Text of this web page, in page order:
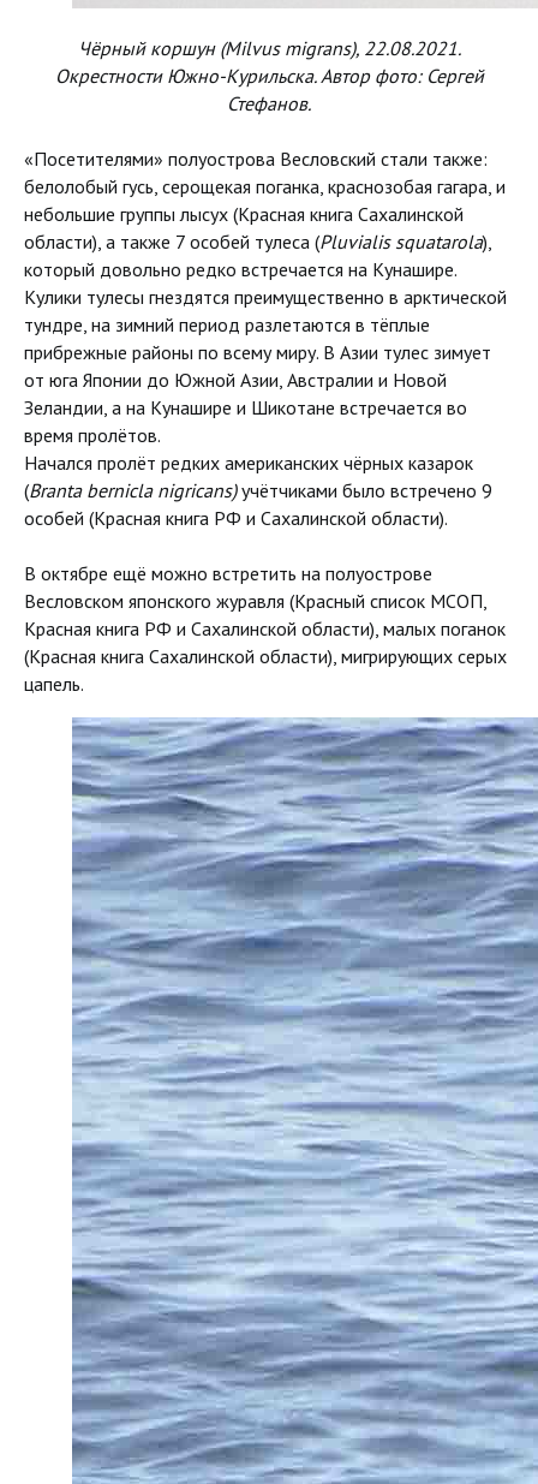
Чёрный коршун (Milvus migrans), 22.08.2021.
Окрестности Южно-Курильска. Автор фото: Сергей
Стефанов.
«Посетителями» полуострова Весловский стали также:
белолобый гусь, серощекая поганка, краснозобая гагара, и
небольшие группы лысух (Красная книга Сахалинской
области), а также 7 особей тулеса (Pluvialis squatarola),
который довольно редко встречается на Кунашире.
Кулики тулесы гнездятся преимущественно в арктической
тундре, на зимний период разлетаются в тёплые
прибрежные районы по всему миру. В Азии тулес зимует
от юга Японии до Южной Азии, Австралии и Новой
Зеландии, а на Кунашире и Шикотане встречается во
время пролётов.
Начался пролёт редких американских чёрных казарок
(Branta bernicla nigricans)учётчиками было встречено 9
особей (Красная книга РФ и Сахалинской области).
В октябре ещё можно встретить на полуострове
Весловском японского журавля (Красный список МСОП,
Красная книга РФ и Сахалинской области), малых поганок
(Красная книга Сахалинской области), мигрирующих серых
цапель.